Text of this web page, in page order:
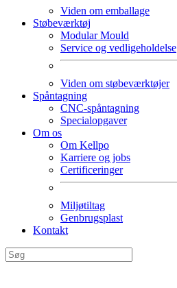
Viden om emballage
Støbeværktøj
Modular Mould
Service og vedligeholdelse
Viden om støbeværktøjer
Spåntagning
CNC-spåntagning
Specialopgaver
Om os
Om Kellpo
Karriere og jobs
Certificeringer
Miljøtiltag
Genbrugsplast
Kontakt